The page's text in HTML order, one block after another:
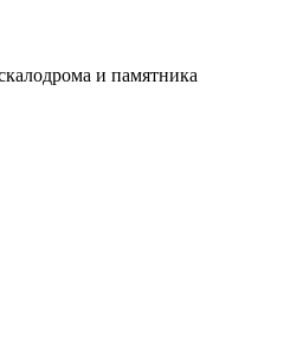
и памятника